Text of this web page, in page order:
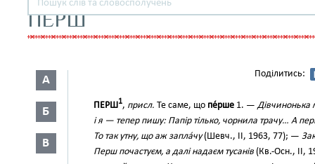
ПЕРШ
А
Б
В
Поділитись:
ПЕРШ1, присл. Те саме, що пе́рше 1. —
і я — тепер пишу: Папір тілько, чорнила трачу… А
То так утну, що аж запла́чу(Шевч., II, 1963, 77); —
Перш почастуєм, а далі надаєм тусанів (Кв.-Осн., II,